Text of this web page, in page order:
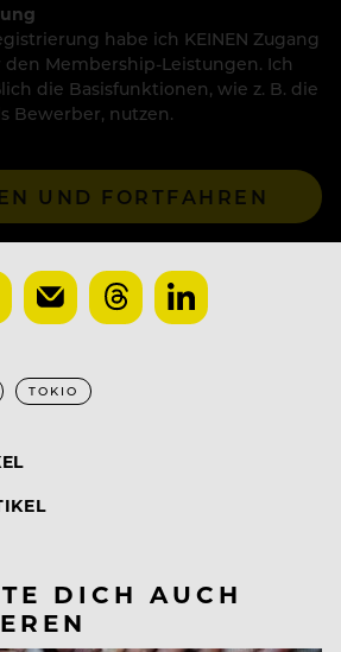
habe ich KEINEN Zugang
Membership-Leistungen. Ich
die Basisfunktionen, wie z. B. die
Bewerber, nutzen.
UND FORTFAHREN
TOKIO
DICH AUCH